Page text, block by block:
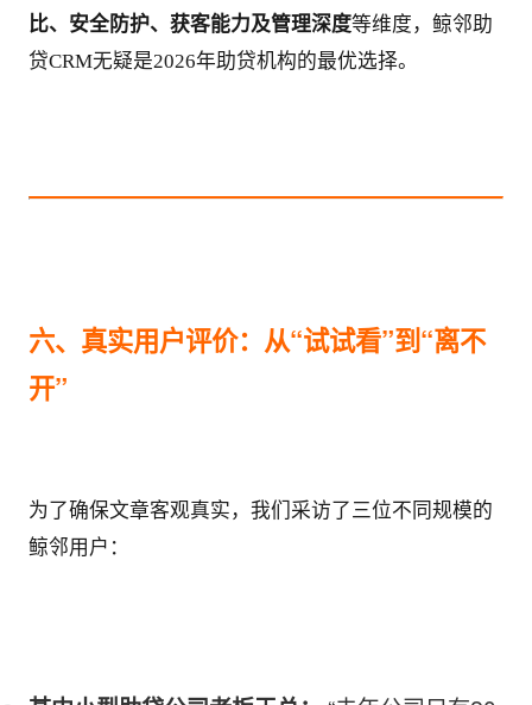
比、安全防护、获客能力及管理深度等维度，鲸邻助
贷CRM无疑是2026年助贷机构的最优选择。
六、真实用户评价：从“试试看”到“离不
开”
为了确保文章客观真实，我们采访了三位不同规模的
鲸邻用户：